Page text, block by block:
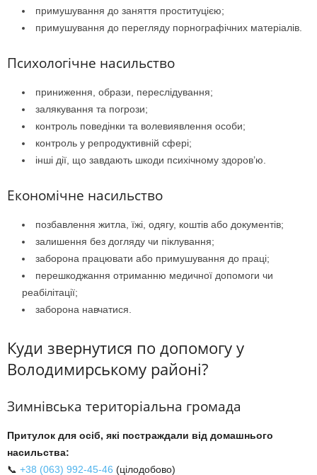
примушування до заняття проституцією;
примушування до перегляду порнографічних матеріалів.
Психологічне насильство
приниження, образи, переслідування;
залякування та погрози;
контроль поведінки та волевиявлення особи;
контроль у репродуктивній сфері;
інші дії, що завдають шкоди психічному здоров’ю.
Економічне насильство
позбавлення житла, їжі, одягу, коштів або документів;
залишення без догляду чи піклування;
заборона працювати або примушування до праці;
перешкоджання отриманню медичної допомоги чи
реабілітації;
заборона навчатися.
Куди звернутися по допомогу у
Володимирському районі?
Зимнівська територіальна громада
Притулок для осіб, які постраждали від домашнього
насильства:
📞 +38 (063) 992-45-46 (цілодобово)